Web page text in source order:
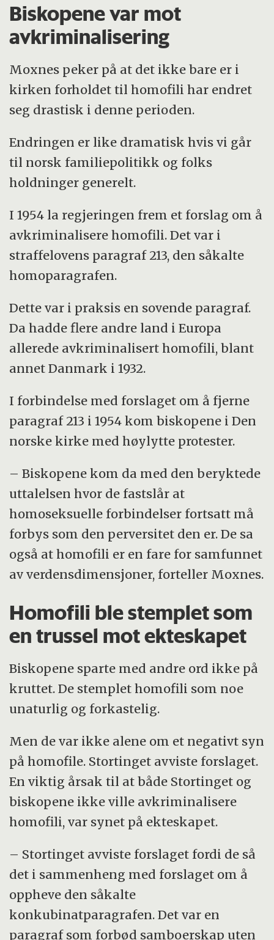
Biskopene var mot
avkriminalisering
Moxnes peker på at det ikke bare er i
kirken forholdet til homofili har endret
seg drastisk i denne perioden.
Endringen er like dramatisk hvis vi går
til norsk familiepolitikk og folks
holdninger generelt.
I 1954 la regjeringen frem et forslag om å
avkriminalisere homofili. Det var i
straffelovens paragraf 213, den såkalte
homoparagrafen.
Dette var i praksis en sovende paragraf.
Da hadde flere andre land i Europa
allerede avkriminalisert homofili, blant
annet Danmark i 1932.
I forbindelse med forslaget om å fjerne
paragraf 213 i 1954 kom biskopene i Den
norske kirke med høylytte protester.
– Biskopene kom da med den beryktede
uttalelsen hvor de fastslår at
homoseksuelle forbindelser fortsatt må
forbys som den perversitet den er. De sa
også at homofili er en fare for samfunnet
av verdensdimensjoner, forteller Moxnes.
Homofili ble stemplet som
en trussel mot ekteskapet
Biskopene sparte med andre ord ikke på
kruttet. De stemplet homofili som noe
unaturlig og forkastelig.
Men de var ikke alene om et negativt syn
på homofile. Stortinget avviste forslaget.
En viktig årsak til at både Stortinget og
biskopene ikke ville avkriminalisere
homofili, var synet på ekteskapet.
– Stortinget avviste forslaget fordi de så
det i sammenheng med forslaget om å
oppheve den såkalte
konkubinatparagrafen. Det var en
paragraf som forbød samboerskap uten